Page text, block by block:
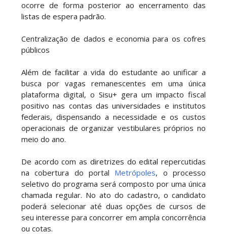
ocorre de forma posterior ao encerramento das
listas de espera padrão.
Centralização de dados e economia para os cofres
públicos
Além de facilitar a vida do estudante ao unificar a
busca por vagas remanescentes em uma única
plataforma digital, o Sisu+ gera um impacto fiscal
positivo nas contas das universidades e institutos
federais, dispensando a necessidade e os custos
operacionais de organizar vestibulares próprios no
meio do ano.
De acordo com as diretrizes do edital repercutidas
na cobertura do portal Metrópoles, o processo
seletivo do programa será composto por uma única
chamada regular. No ato do cadastro, o candidato
poderá selecionar até duas opções de cursos de
seu interesse para concorrer em ampla concorrência
ou cotas.